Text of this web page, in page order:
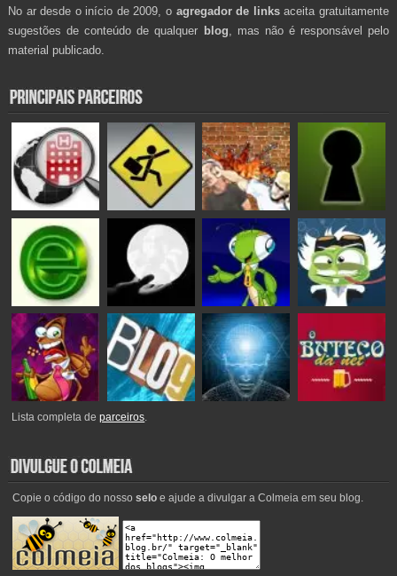
No ar desde o início de 2009, o agregador de linksaceita gratuitamente
sugestões de conteúdo de qualquer blog , mas não é responsável pelo
material publicado.
Lista completa deparceiros.
Copie o código do nosso seloe ajude a divulgar a Colmeia em seu blog.